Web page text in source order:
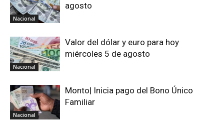
Nacional
agosto
Nacional
Valor del dólar y euro para hoy
miércoles 5 de agosto
Nacional
Monto| Inicia pago del Bono Único
Familiar